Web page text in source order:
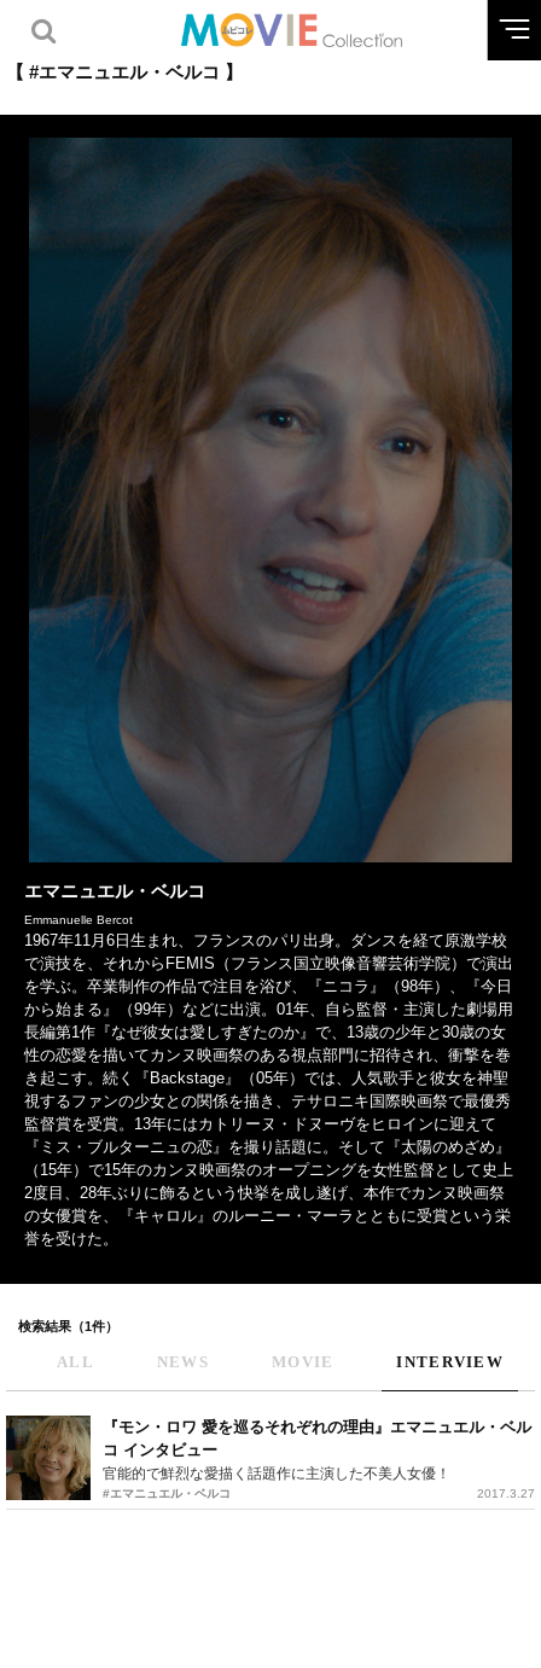
【 #エマニュエル・ベルコ 】
エマニュエル・ベルコ
Emmanuelle Bercot
1967年11月6日生まれ、フランスのパリ出身。ダンスを経て原激学校
で演技を、それからFEMIS（フランス国立映像音響芸術学院）で演出
を学ぶ。卒業制作の作品で注目を浴び、『ニコラ』（98年）、『今日
から始まる』（99年）などに出演。01年、自ら監督・主演した劇場用
長編第1作『なぜ彼女は愛しすぎたのか』で、13歳の少年と30歳の女
性の恋愛を描いてカンヌ映画祭のある視点部門に招待され、衝撃を巻
き起こす。続く『Backstage』（05年）では、人気歌手と彼女を神聖
視するファンの少女との関係を描き、テサロニキ国際映画祭で最優秀
監督賞を受賞。13年にはカトリーヌ・ドヌーヴをヒロインに迎えて
『ミス・ブルターニュの恋』を撮り話題に。そして『太陽のめざめ』
（15年）で15年のカンヌ映画祭のオープニングを女性監督として史上
2度目、28年ぶりに飾るという快挙を成し遂げ、本作でカンヌ映画祭
の女優賞を、『キャロル』のルーニー・マーラとともに受賞という栄
誉を受けた。
検索結果（1件）
ALL NEWS MOVIE INTERVIEW
『モン・ロワ 愛を巡るそれぞれの理由』エマニュエル・ベル
コ インタビュー
官能的で鮮烈な愛描く話題作に主演した不美人女優！
#エマニュエル・ベルコ 2017.3.27